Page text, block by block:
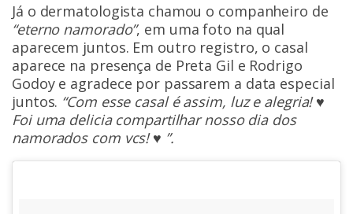
Já o dermatologista chamou o companheiro de
“eterno namorado”, em uma foto na qual
aparecem juntos. Em outro registro, o casal
aparece na presença de Preta Gil e Rodrigo
Godoy e agradece por passarem a data especial
juntos. “Com esse casal é assim, luz e alegria! ♥️
Foi uma delicia compartilhar nosso dia dos
namorados com vcs! ♥️ ”.